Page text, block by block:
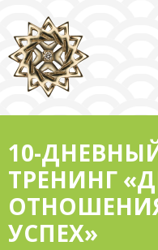
10-
ТРЕНИНГ
УСПЕХ»